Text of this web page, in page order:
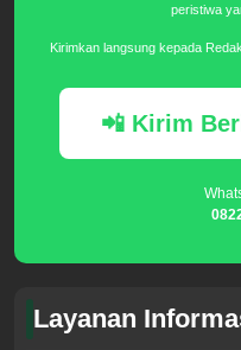
peristiwa
Kirimkan langsung kepada
📲 Kirim
Layanan